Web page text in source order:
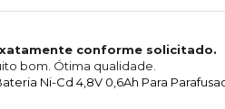
conforme solicitado.
bom. Ótima qualidade.
Ni-Cd 4,8V 0,6Ah Para